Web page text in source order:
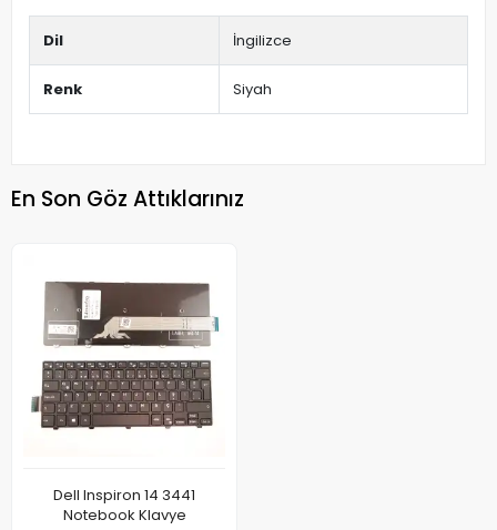
Dil İngilizce
Renk Siyah
En Son Göz Attıklarınız
Dell Inspiron 14 3441
Notebook Klavye